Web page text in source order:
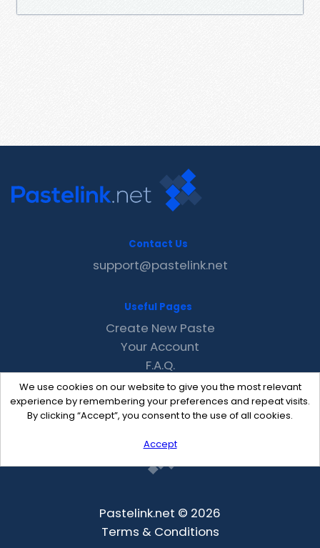
We use cookies on our website to give you the most relevant
experience by remembering your preferences and repeat visits.
By clicking “Accept”, you consent to the use of all cookies.
Accept
Contact Us
support@pastelink.net
Useful Pages
Create New Paste
Your Account
F.A.Q.
Recent
Contact
Pastelink.net © 2026
Terms & Conditions